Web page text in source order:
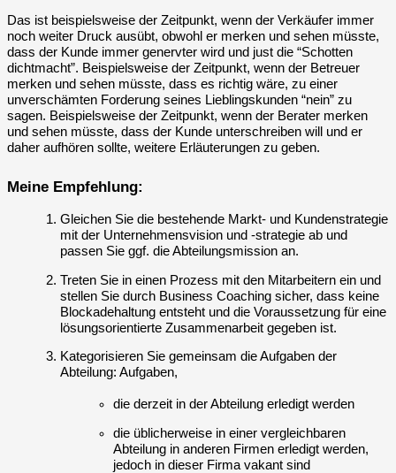
Das ist beispielsweise der Zeitpunkt, wenn der Verkäufer immer
noch weiter Druck ausübt, obwohl er merken und sehen müsste,
dass der Kunde immer genervter wird und just die “Schotten
dichtmacht”. Beispielsweise der Zeitpunkt, wenn der Betreuer
merken und sehen müsste, dass es richtig wäre, zu einer
unverschämten Forderung seines Lieblingskunden “nein” zu
sagen. Beispielsweise der Zeitpunkt, wenn der Berater merken
und sehen müsste, dass der Kunde unterschreiben will und er
daher aufhören sollte, weitere Erläuterungen zu geben.
Meine Empfehlung:
Gleichen Sie die bestehende Markt- und Kundenstrategie
mit der Unternehmensvision und -strategie ab und
passen Sie ggf. die Abteilungsmission an.
Treten Sie in einen Prozess mit den Mitarbeitern ein und
stellen Sie durch Business Coaching sicher, dass keine
Blockadehaltung entsteht und die Voraussetzung für eine
lösungsorientierte Zusammenarbeit gegeben ist.
Kategorisieren Sie gemeinsam die Aufgaben der
Abteilung: Aufgaben,
die derzeit in der Abteilung erledigt werden
die üblicherweise in einer vergleichbaren
Abteilung in anderen Firmen erledigt werden,
jedoch in dieser Firma vakant sind